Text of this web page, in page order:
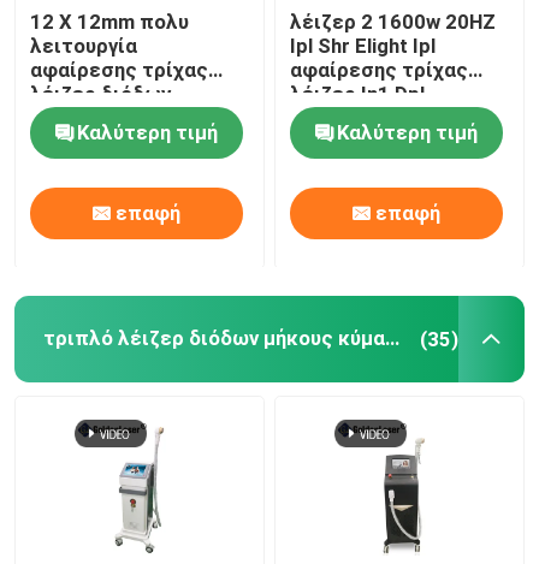
12 X 12mm πολυ
λειτουργία
αφαίρεσης τρίχας
λέιζερ διόδων
Photofacial SHR
επιλέγει μόνιμη
μηχανή
Καλύτερη τιμή
επαφή
λέιζερ 2 1600w 20HZ
Ipl Shr Elight Ipl
αφαίρεσης τρίχας
λέιζερ In1 Dpl
εξοπλισμός ομορφιάς
Καλύτερη τιμή
επαφή
τριπλό λέιζερ διόδων μήκους κύματος (35)